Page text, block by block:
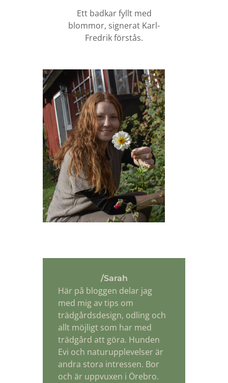
Ett badkar fyllt med
blommor, signerat Karl-
Fredrik förstås.
/Sarah
Här på bloggen delar jag
med mig av tips om
trädgårdsdesign, odling och
allt möjligt som har med
trädgård att göra. Hunden
Evi och naturupplevelser är
andra stora intressen. Bor
och är uppvuxen i Örebro.